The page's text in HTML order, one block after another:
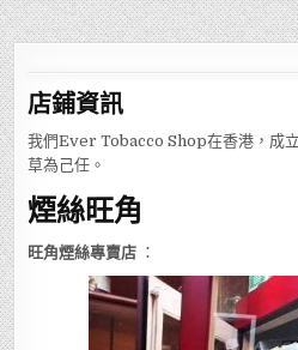
店鋪資訊
我們Ever Tobacco Shop在香港，成
草為己任。
煙絲旺角
旺角煙絲專賣店 ：